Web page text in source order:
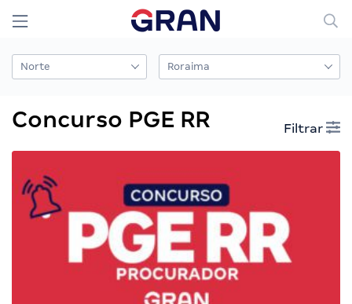
Concurso PGE RR Filtrar